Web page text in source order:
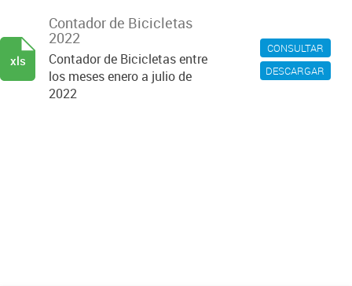
CONSULTAR
DESCARGAR
Contador de Bicicletas
2022
Contador de Bicicletas entre
los meses enero a julio de
2022
xls